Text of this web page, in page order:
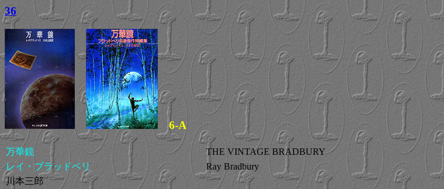
36
6-A
万華鏡
THE VINTAGE BRADBURY
レイ・ブラッドベリ
Ray Bradbury
川本三郎